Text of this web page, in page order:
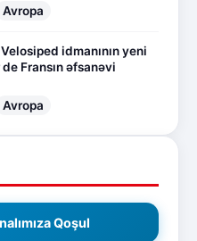
Avropa
idmanının yeni
Fransın əfsanəvi
Avropa
Qoşul